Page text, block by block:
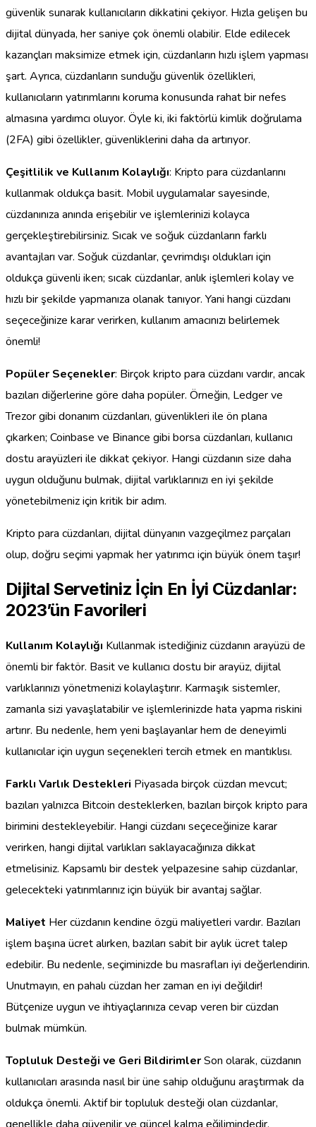
güvenlik sunarak kullanıcıların dikkatini çekiyor. Hızla gelişen bu
dijital dünyada, her saniye çok önemli olabilir. Elde edilecek
kazançları maksimize etmek için, cüzdanların hızlı işlem yapması
şart. Ayrıca, cüzdanların sunduğu güvenlik özellikleri,
kullanıcıların yatırımlarını koruma konusunda rahat bir nefes
almasına yardımcı oluyor. Öyle ki, iki faktörlü kimlik doğrulama
(2FA) gibi özellikler, güvenliklerini daha da artırıyor.
Çeşitlilik ve Kullanım Kolaylığı: Kripto para cüzdanlarını
kullanmak oldukça basit. Mobil uygulamalar sayesinde,
cüzdanınıza anında erişebilir ve işlemlerinizi kolayca
gerçekleştirebilirsiniz. Sıcak ve soğuk cüzdanların farklı
avantajları var. Soğuk cüzdanlar, çevrimdışı oldukları için
oldukça güvenli iken; sıcak cüzdanlar, anlık işlemleri kolay ve
hızlı bir şekilde yapmanıza olanak tanıyor. Yani hangi cüzdanı
seçeceğinize karar verirken, kullanım amacınızı belirlemek
önemli!
Popüler Seçenekler: Birçok kripto para cüzdanı vardır, ancak
bazıları diğerlerine göre daha popüler. Örneğin, Ledger ve
Trezor gibi donanım cüzdanları, güvenlikleri ile ön plana
çıkarken; Coinbase ve Binance gibi borsa cüzdanları, kullanıcı
dostu arayüzleri ile dikkat çekiyor. Hangi cüzdanın size daha
uygun olduğunu bulmak, dijital varlıklarınızı en iyi şekilde
yönetebilmeniz için kritik bir adım.
Kripto para cüzdanları, dijital dünyanın vazgeçilmez parçaları
olup, doğru seçimi yapmak her yatırımcı için büyük önem taşır!
Dijital Servetiniz İçin En İyi Cüzdanlar:
2023’ün Favorileri
Kullanım Kolaylığı Kullanmak istediğiniz cüzdanın arayüzü de
önemli bir faktör. Basit ve kullanıcı dostu bir arayüz, dijital
varlıklarınızı yönetmenizi kolaylaştırır. Karmaşık sistemler,
zamanla sizi yavaşlatabilir ve işlemlerinizde hata yapma riskini
artırır. Bu nedenle, hem yeni başlayanlar hem de deneyimli
kullanıcılar için uygun seçenekleri tercih etmek en mantıklısı.
Farklı Varlık Destekleri Piyasada birçok cüzdan mevcut;
bazıları yalnızca Bitcoin desteklerken, bazıları birçok kripto para
birimini destekleyebilir. Hangi cüzdanı seçeceğinize karar
verirken, hangi dijital varlıkları saklayacağınıza dikkat
etmelisiniz. Kapsamlı bir destek yelpazesine sahip cüzdanlar,
gelecekteki yatırımlarınız için büyük bir avantaj sağlar.
Maliyet Her cüzdanın kendine özgü maliyetleri vardır. Bazıları
işlem başına ücret alırken, bazıları sabit bir aylık ücret talep
edebilir. Bu nedenle, seçiminizde bu masrafları iyi değerlendirin.
Unutmayın, en pahalı cüzdan her zaman en iyi değildir!
Bütçenize uygun ve ihtiyaçlarınıza cevap veren bir cüzdan
bulmak mümkün.
Topluluk Desteği ve Geri BildirimlerSon olarak, cüzdanın
kullanıcıları arasında nasıl bir üne sahip olduğunu araştırmak da
oldukça önemli. Aktif bir topluluk desteği olan cüzdanlar,